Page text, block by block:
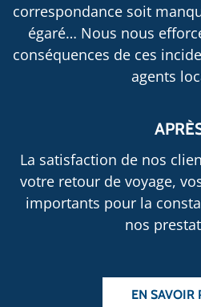
correspondance soit
égaré… Nous nous
conséquences de ces
agents
La satisfaction de nos
votre retour de voyage,
importants pour la
nos
EN SAVOIR